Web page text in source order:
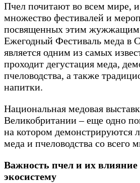
Пчел почитают во всем мире,
множество фестивалей и
посвященных этим
Ежегодный Фестиваль меда в
является одним из самых
проходит дегустация меда,
пчеловодства, а также
напитки.
Национальная медовая
Великобритании – еще одно
на котором демонстрируются
меда и пчеловодства со всего
Важность пчел и их
экосистему